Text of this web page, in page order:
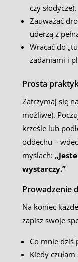
czy słodycze).
Zauważać
uderzą z
Wracać do
zadaniami i
Prosta
Zatrzymaj się
możliwe).
krześle lub
oddechu –
myślach:
wystarczy.”
Prowadzenie
Na koniec
zapisz swoje
Co mnie dziś
Kiedy